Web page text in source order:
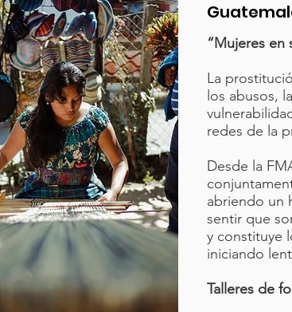
“Mujeres en
La
los abusos,
redes de la
Desde la
abriendo un
sentir que
y constituye
iniciando
Talleres de